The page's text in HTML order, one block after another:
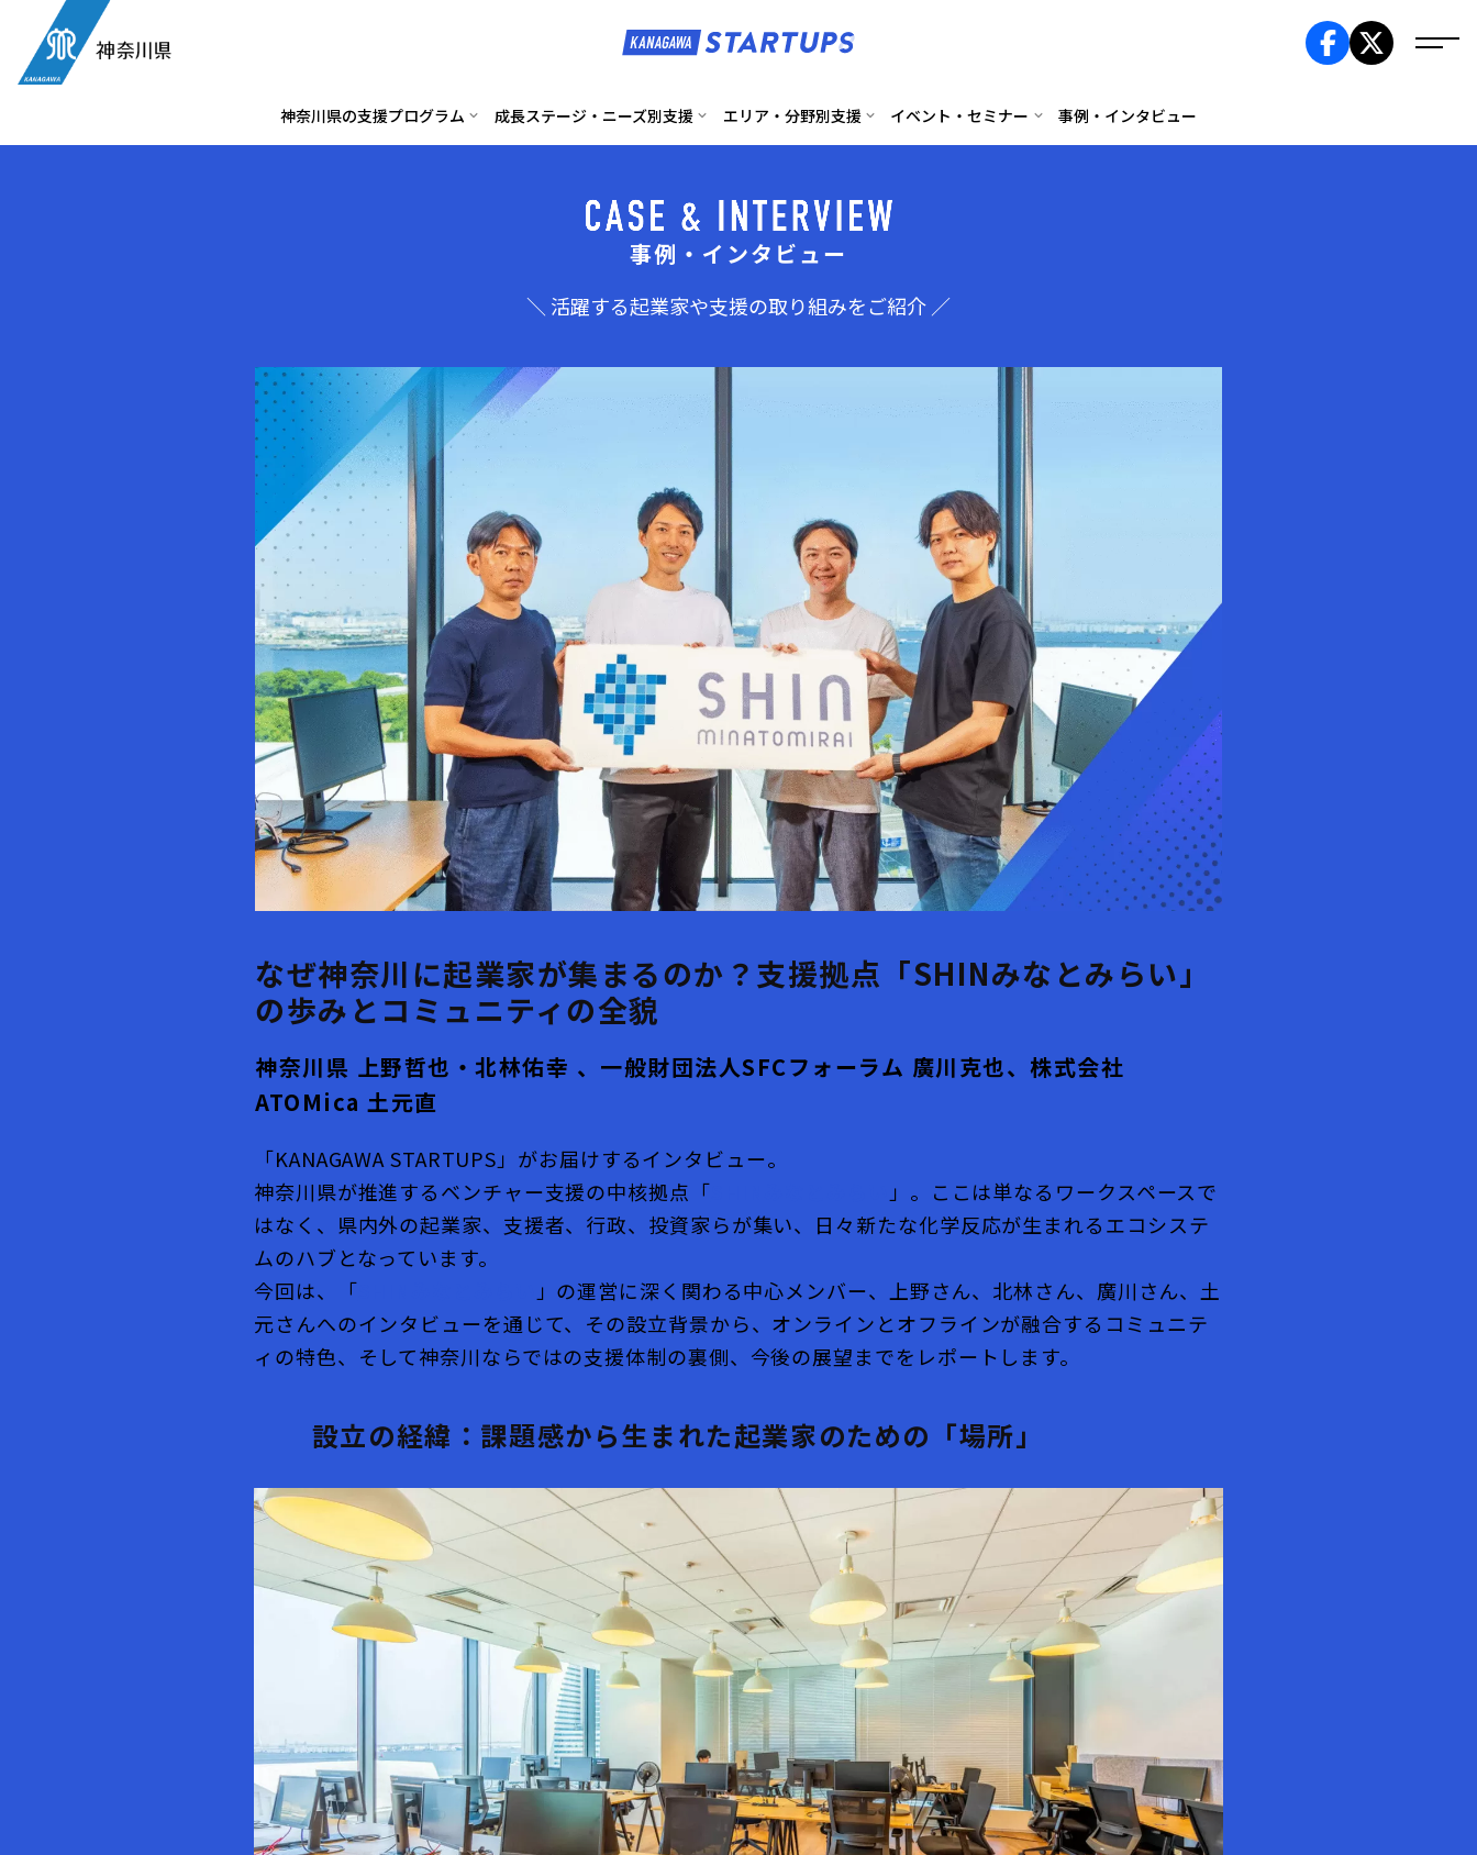
神奈川県の支援プログラム 成長ステージ・ニーズ別支援 エリア・分野別支援 イベント・セミナー 事例・インタビュー
事例・インタビュー
＼ 活躍する起業家や支援の取り組みをご紹介 ／
なぜ神奈川に起業家が集まるのか？支援拠点「SHINみなとみらい」
の歩みとコミュニティの全貌
神奈川県 上野哲也・北林佑幸 、一般財団法人SFCフォーラム 廣川克也、株式会社
ATOMica 土元直
「KANAGAWA STARTUPS」がお届けするインタビュー。
神奈川県が推進するベンチャー支援の中核拠点「
」。ここは単なるワークスペースで
はなく、県内外の起業家、支援者、行政、投資家らが集い、日々新たな化学反応が生まれるエコシステ
ムのハブとなっています。
今回は、「
」の運営に深く関わる中心メンバー、上野さん、北林さん、廣川さん、土
元さんへのインタビューを通じて、その設立背景から、オンラインとオフラインが融合するコミュニテ
ィの特色、そして神奈川ならではの支援体制の裏側、今後の展望までをレポートします。
設立の経緯：課題感から生まれた起業家のための「場所」